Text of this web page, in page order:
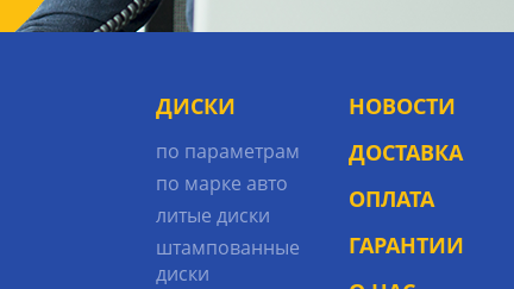
ДИСКИ
по параметрам
по марке авто
литые диски
штампованные
диски
НОВОСТИ
ДОСТАВКА
ОПЛАТА
ГАРАНТИИ